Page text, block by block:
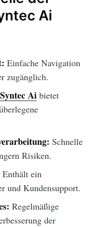
Ai
Einfache Navigation
zugänglich.
Syntec Aibietet
Schnelle
Risiken.
Enthält ein
und Kundensupport.
Regelmäßige
der